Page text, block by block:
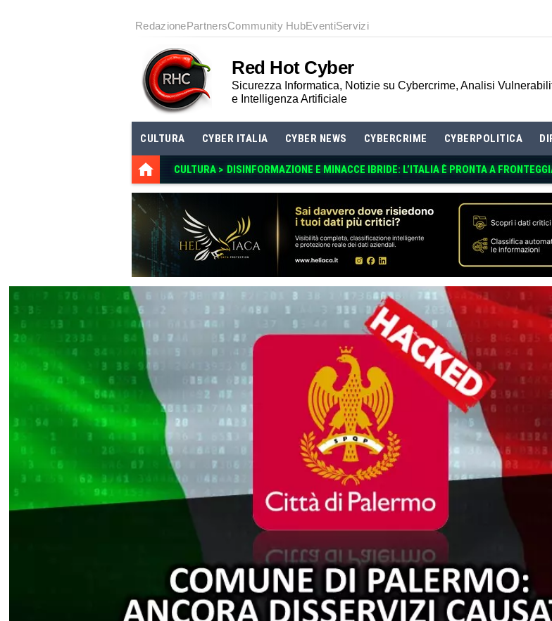
RedazionePartnersCommunity HubEventiServizi
Red Hot Cyber
Sicurezza Informatica, Notizie su Cybercrime, Analisi
e Intelligenza Artificiale
CULTURA CYBER ITALIA CYBER NEWS CYBERCRIME CYBERPOLITICA
CULTURA > DISINFORMAZIONE E MINACCE IBRIDE: L’ITALIA È PRONTA A